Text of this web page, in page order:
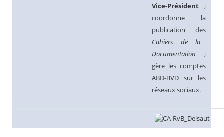
Vice-Président;
coordonne la
publication des
Cahiers de la
Documentation ;
gère les comptes
ABD-BVD sur les
réseaux sociaux.